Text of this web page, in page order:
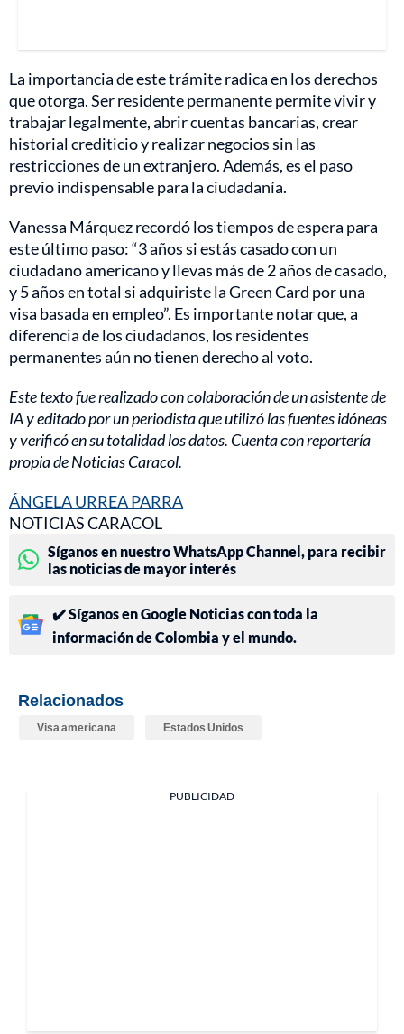
La importancia de este trámite radica en los derechos
que otorga. Ser residente permanente permite vivir y
trabajar legalmente, abrir cuentas bancarias, crear
historial crediticio y realizar negocios sin las
restricciones de un extranjero. Además, es el paso
previo indispensable para la ciudadanía.
Vanessa Márquez recordó los tiempos de espera para
este último paso: “3 años si estás casado con un
ciudadano americano y llevas más de 2 años de casado,
y 5 años en total si adquiriste la Green Card por una
visa basada en empleo”. Es importante notar que, a
diferencia de los ciudadanos, los residentes
permanentes aún no tienen derecho al voto.
Este texto fue realizado con colaboración de un asistente de
IA y editado por un periodista que utilizó las fuentes idóneas
y verificó en su totalidad los datos. Cuenta con reportería
propia de Noticias Caracol.
ÁNGELA URREA PARRA
NOTICIAS CARACOL
Síganos en nuestro WhatsApp Channel, para recibir
las noticias de mayor interés
✔️ Síganos en Google Noticias con toda la
información de Colombia y el mundo.
Relacionados
Visa americana Estados Unidos
PUBLICIDAD